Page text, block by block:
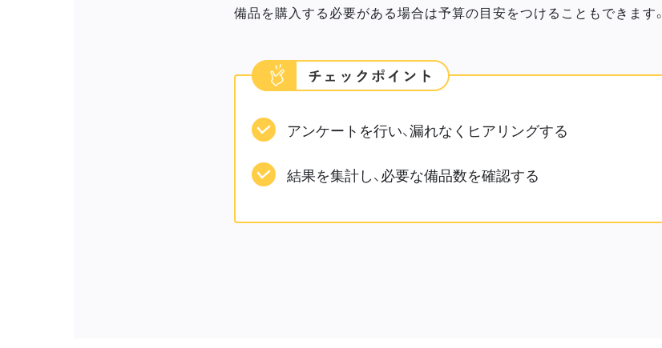
備品を購入する必要がある場合は予算の目安をつけることもできます。
アンケートを行い、漏れなくヒアリングする
結果を集計し、必要な備品数を確認する